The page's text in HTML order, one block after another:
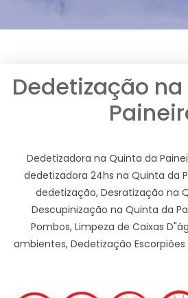
Dedetização
Dedetizadora na Quinta da
dedetizadora 24hs na Quinta da
dedetização, Desratização na
Descupinização na Quinta da
Pombos, Limpeza de Caixas
ambientes, Dedetização